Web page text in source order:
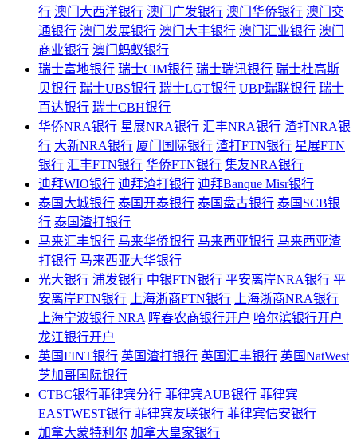
行 澳门大西洋银行 澳门广发银行 澳门华侨银行 澳门交
通银行 澳门发展银行 澳门大丰银行 澳门汇业银行 澳门
商业银行 澳门蚂蚁银行
瑞士富地银行 瑞士CIM银行 瑞士瑞讯银行 瑞士杜高斯
贝银行 瑞士UBS银行 瑞士LGT银行 UBP瑞联银行 瑞士
百达银行 瑞士CBH银行
华侨NRA银行 星展NRA银行 汇丰NRA银行 渣打NRA银
行 大新NRA银行 厦门国际银行 渣打FTN银行 星展FTN
银行 汇丰FTN银行 华侨FTN银行 集友NRA银行
迪拜WIO银行 迪拜渣打银行 迪拜Banque Misr银行
泰国大城银行 泰国开泰银行 泰国盘古银行 泰国SCB银
行 泰国渣打银行
马来汇丰银行 马来华侨银行 马来西亚银行 马来西亚渣
打银行 马来西亚大华银行
光大银行 浦发银行 中银FTN银行 平安离岸NRA银行 平
安离岸FTN银行
上海浙商FTN银行
上海浙商NRA银行
上海宁波银行 NRA 晖春农商银行开户 哈尔滨银行开户
龙江银行开户
英国FINT银行 英国渣打银行 英国汇丰银行 英国NatWest
芝加哥国际银行
CTBC银行菲律宾分行 菲律宾AUB银行 菲律宾
EASTWEST银行 菲律宾友联银行 菲律宾信安银行
加拿大蒙特利尔 加拿大皇家银行